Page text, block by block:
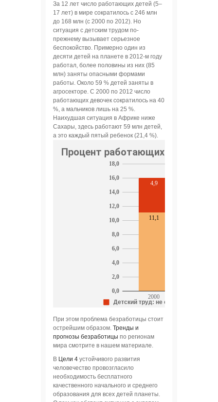
За 12 лет число работающих детей (5–
17 лет) в мире сократилось с 246 млн
до 168 млн (с 2000 по 2012). Но
ситуация с детским трудом по-
прежнему вызывает серьезное
беспокойство. Примерно один из
десяти детей на планете в 2012-м году
работал, более половины из них (85
млн) заняты опасными формами
работы. Около 59 % детей заняты в
агросекторе. С 2000 по 2012 число
работающих девочек сократилось на 40
%, а мальчиков лишь на 25 %.
Наихудшая ситуация в Африке ниже
Сахары, здесь работают 59 млн детей,
а это каждый пятый ребенок (21,4 %).
При этом проблема безработицы стоит
острейшим образом. Тренды и
прогнозы безработицы по регионам
мира смотрите в нашем материале.
В Цели 4 устойчивого развития
человечество провозгласило
необходимость бесплатного
качественного начального и среднего
образования для всех детей планеты.